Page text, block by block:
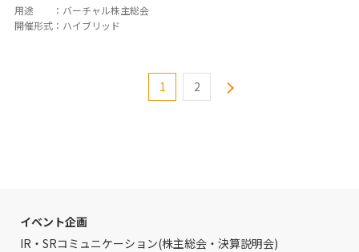
用途 ： バーチャル株主総会
開催形式： ハイブリッド
1 2
イベント企画
IR・SRコミュニケーション(株主総会・決算説明会)